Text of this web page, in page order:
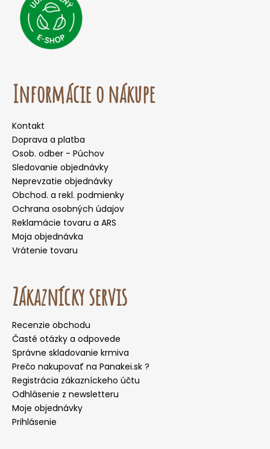
Informácie o nákupe
Kontakt
Doprava a platba
Osob. odber - Púchov
Sledovanie objednávky
Neprevzatie objednávky
Obchod. a rekl. podmienky
Ochrana osobných údajov
Reklamácie tovaru a ARS
Moja objednávka
Vrátenie tovaru
Zákaznícky servis
Recenzie obchodu
Časté otázky a odpovede
Správne skladovanie krmiva
Prečo nakupovať na Panakei.sk ?
Registrácia zákazníckeho účtu
Odhlásenie z newsletteru
Moje objednávky
Prihlásenie